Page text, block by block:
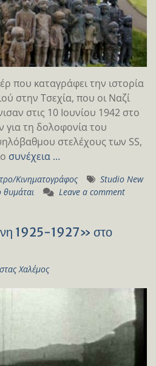
που καταγράφει την ιστορία
στην Τσεχία, που οι Nαζί
στις 10 Ιουνίου 1942 στο
για τη δολοφονία του
στελέχους των SS,
συνέχεια …
Κινηματογράφος
Studio New
θυμάται Leave a comment
1925-1927» στο
Χαλέμος